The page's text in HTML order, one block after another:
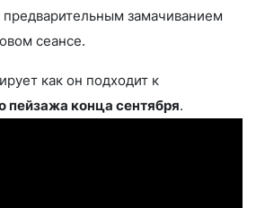
предварительным замачиванием
сеансе.
как он подходит к
пейзажа конца сентября.